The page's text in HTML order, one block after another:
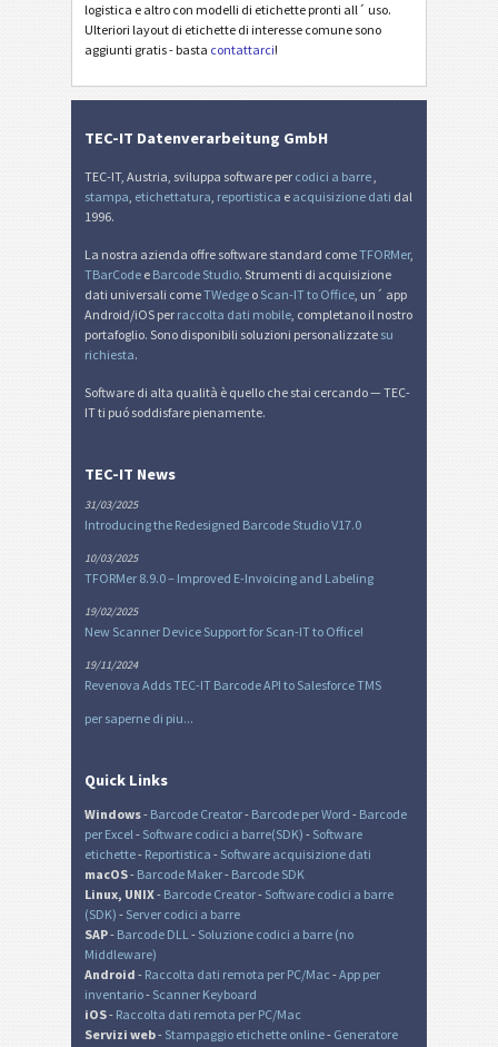
LTO Etichette LTO
I Etichette di inventario
€
₣ QR-fattura svizzera
M Miscellanea
logistica e altro con modelli di etichette pronti all´ uso.
Ulteriori layout di etichette di interesse comune sono
aggiunti gratis - basta contattarci!
TEC-IT Datenverarbeitung GmbH
TEC-IT, Austria, sviluppa software per codici a barre,
stampa, etichettatura, reportistica e acquisizione dati dal
1996.
La nostra azienda offre software standard comeTFORMer,
TBarCode e Barcode Studio. Strumenti di acquisizione
dati universali comeTWedge o Scan-IT to Office, un´ app
Android/iOS per raccolta dati mobile, completano il nostro
portafoglio. Sono disponibili soluzioni personalizzate su
richiesta.
Software di alta qualità è quello che stai cercando — TEC-
IT ti puó soddisfare pienamente.
TEC-IT News
31/03/2025
Introducing the Redesigned Barcode Studio V17.0
10/03/2025
TFORMer 8.9.0 – Improved E-Invoicing and Labeling
19/02/2025
New Scanner Device Support for Scan-IT to Office!
19/11/2024
Revenova Adds TEC-IT Barcode API to Salesforce TMS
per saperne di piu...
Quick Links
Windows- Barcode Creator- Barcode per Word - Barcode
per Excel- Software codici a barre(SDK) - Software
etichette- Reportistica - Software acquisizione dati
macOS- Barcode Maker- Barcode SDK
Linux, UNIX- Barcode Creator- Software codici a barre
(SDK) - Server codici a barre
SAP- Barcode DLL- Soluzione codici a barre (no
Middleware)
Android - Raccolta dati remota per PC/Mac -App per
inventario- Scanner Keyboard
iOS- Raccolta dati remota per PC/Mac
Servizi web- Stampaggio etichette online- Generatore